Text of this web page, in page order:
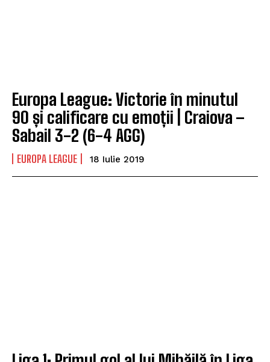
Europa League: Victorie în minutul
90 și calificare cu emoții | Craiova –
Sabail 3-2 (6-4 AGG)
EUROPA LEAGUE 18 Iulie 2019